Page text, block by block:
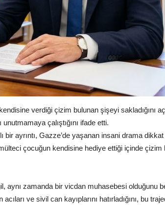
verdiği çizim bulunan şişeyi sakladığını
çalıştığını ifade etti.
bir ayrıntı, Gazze’de yaşanan insani drama
çocuğun kendisine hediye ettiği içinde çizim
aynı zamanda bir vicdan muhasebesi olduğunu
ve sivil can kayıplarını hatırladığını, bu